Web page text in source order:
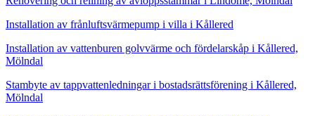
Installation av frånluftsvärmepump i villa i Kållered
Installation av vattenburen golvvärme och fördelarskåp i Kållered,
Mölndal
Stambyte av tappvattenledningar i bostadsrättsförening i Kållered,
Mölndal